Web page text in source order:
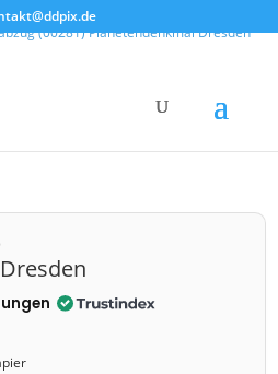
(00281) Planetendenkmal Dresden